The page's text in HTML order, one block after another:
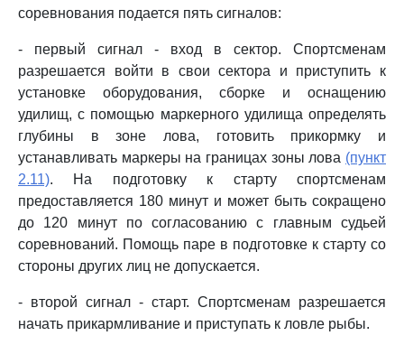
соревнования подается пять сигналов:
- первый сигнал - вход в сектор. Спортсменам
разрешается войти в свои сектора и приступить к
установке оборудования, сборке и оснащению
удилищ, с помощью маркерного удилища определять
глубины в зоне лова, готовить прикормку и
устанавливать маркеры на границах зоны лова (пункт
2.11). На подготовку к старту спортсменам
предоставляется 180 минут и может быть сокращено
до 120 минут по согласованию с главным судьей
соревнований. Помощь паре в подготовке к старту со
стороны других лиц не допускается.
- второй сигнал - старт. Спортсменам разрешается
начать прикармливание и приступать к ловле рыбы.